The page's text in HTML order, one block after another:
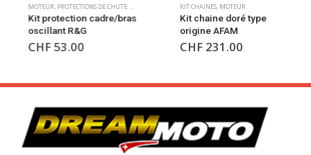
MOTEUR,PROTECTIONS DE CHUTE MOTEUR
Kit protection cadre/bras
oscillant R&G
CHF53.00
KIT CHAINES,MOTEUR
Kit chaine doré type
origine AFAM
CHF231.00